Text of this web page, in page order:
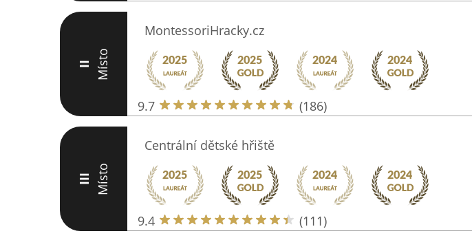
II Místo
MontessoriHracky.cz
9.7 (186)
III Místo
Centrální dětské hřiště
9.4 (111)